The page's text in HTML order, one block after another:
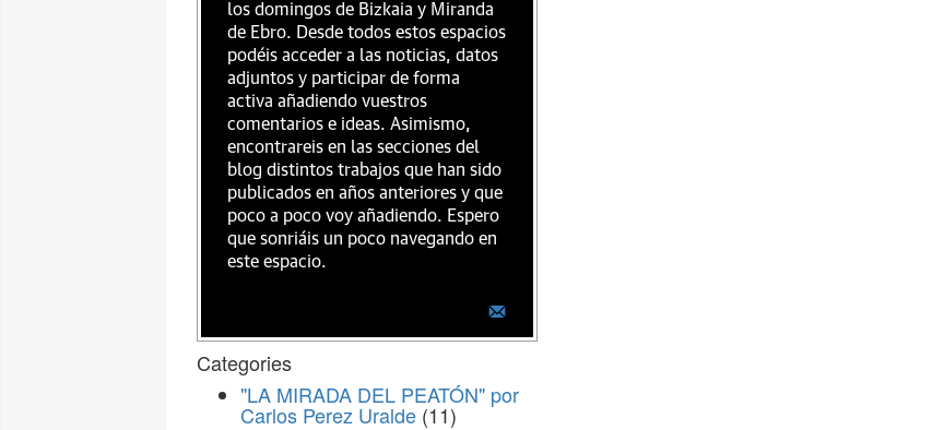
los domingos de Bizkaia y Miranda
de Ebro. Desde todos estos espacios
podéis acceder a las noticias, datos
adjuntos y participar de forma
activa añadiendo vuestros
comentarios e ideas. Asimismo,
encontrareis en las secciones del
blog distintos trabajos que han sido
publicados en años anteriores y que
poco a poco voy añadiendo. Espero
que sonriáis un poco navegando en
este espacio.
Categories
"LA MIRADA DEL PEATÓN" por
Carlos Perez Uralde (11)